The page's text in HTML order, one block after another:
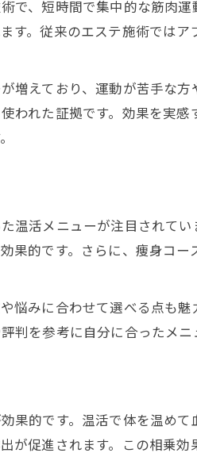
と電磁パルスの組み合わせ術
ン温活メニューの選び方と注
施術は温活でさらに実感力アッ
と温活で叶える理想のダイエッ
で実感する温活メニューの魅
サロンでコスパ良くボディケ
き締めに電磁パルス活用
でメリハリあるボディを目指す
サロンが支持される理由と特
で、短時間で集中的な筋肉
す。従来のエステ施術では
えており、運動が苦手な
われた証拠です。効果を実
温活メニューが注目されて
的です。さらに、痩身コ
悩みに合わせて選べる点も
を参考に自分に合ったメニ
果的です。温活で体を温め
促進されます。この相乗
出張温巡セラピー
出張温巡セラピー
出張温巡セラピー